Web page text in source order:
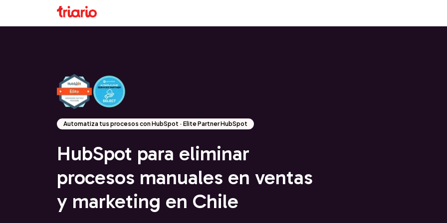
Automatiza tus procesos con HubSpot · Elite Partner HubSpot
HubSpot para eliminar
procesos manuales en ventas
y marketing en Chile